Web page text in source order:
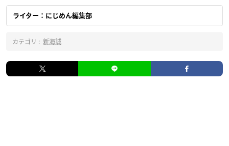
ライター：にじめん編集部
カテゴリ : 新海誠